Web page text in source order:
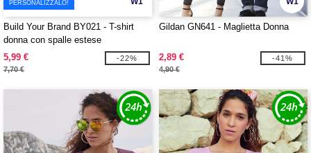
PERSONALIZZALO!
Build Your Brand BY021 - T-shirt
donna con spalle estese
5,99 €
7,70 €
-22%
Gildan GN641 - Maglietta Donna
2,89 €
4,90 €
-41%